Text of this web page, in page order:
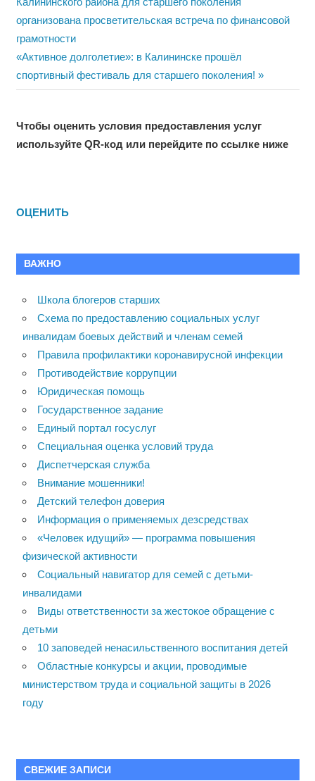
по
записям
организована просветительская встреча по финансовой
грамотности
Next
Post:
«Активное долголетие»: в Калининске прошёл
спортивный фестиваль для старшего поколения!
Чтобы оценить условия предоставления услуг
используйте QR-код или перейдите по ссылке ниже
ОЦЕНИТЬ
ВАЖНО
Школа блогеров старших
Схема по предоставлению социальных услуг
инвалидам боевых действий и членам семей
Правила профилактики коронавирусной инфекции
Противодействие коррупции
Юридическая помощь
Государственное задание
Единый портал госуслуг
Специальная оценка условий труда
Диспетчерская служба
Внимание мошенники!
Детский телефон доверия
Информация о применяемых дезсредствах
«Человек идущий» — программа повышения
физической активности
Социальный навигатор для семей с детьми-
инвалидами
Виды ответственности за жестокое обращение с
детьми
10 заповедей ненасильственного воспитания детей
Областные конкурсы и акции, проводимые
министерством труда и социальной защиты в 2026
году
СВЕЖИЕ ЗАПИСИ